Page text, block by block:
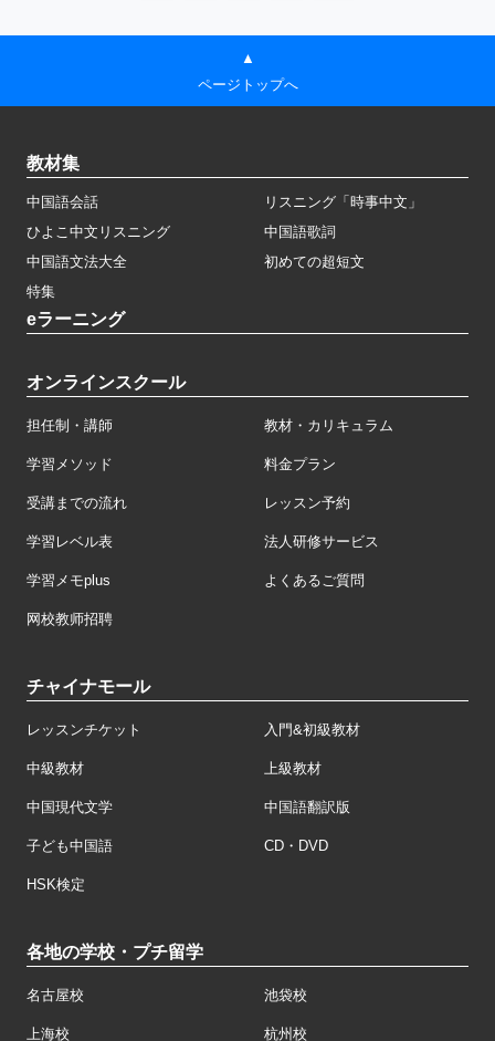
▲
ページトップへ
教材集
中国語会話
リスニング「時事中文」
ひよこ中文リスニング
中国語歌詞
中国語文法大全
初めての超短文
特集
eラーニング
オンラインスクール
担任制・講師 教材・カリキュラム
学習メソッド 料金プラン
受講までの流れ レッスン予約
学習レベル表 法人研修サービス
学習メモplus よくあるご質問
网校教师招聘
チャイナモール
レッスンチケット 入門&初級教材
中級教材 上級教材
中国現代文学 中国語翻訳版
子ども中国語 CD・DVD
HSK検定
各地の学校・プチ留学
名古屋校 池袋校
上海校 杭州校